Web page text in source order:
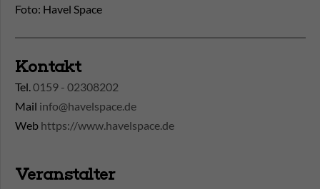
Foto: Havel Space
Kontakt
Tel.0159 - 02308202
Mail info@havelspace.de
Web https://www.havelspace.de
Veranstalter